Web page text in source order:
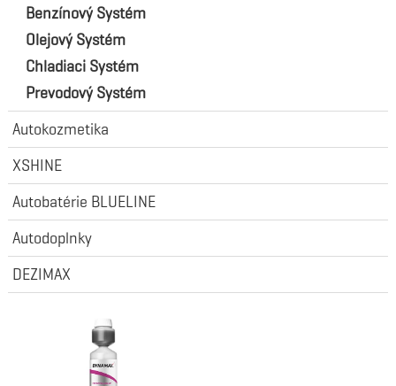
Benzínový Systém
Olejový Systém
Chladiaci Systém
Prevodový Systém
Autokozmetika
XSHINE
Autobatérie BLUELINE
Autodoplnky
DEZIMAX